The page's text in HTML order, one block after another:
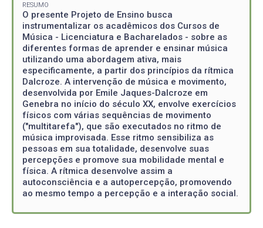
RESUMO
O presente Projeto de Ensino busca
instrumentalizar os acadêmicos dos Cursos de
Música - Licenciatura e Bacharelados - sobre as
diferentes formas de aprender e ensinar música
utilizando uma abordagem ativa, mais
especificamente, a partir dos princípios da rítmica
Dalcroze. A intervenção de música e movimento,
desenvolvida por Emile Jaques-Dalcroze em
Genebra no início do século XX, envolve exercícios
físicos com várias sequências de movimento
("multitarefa"), que são executados no ritmo de
música improvisada. Esse ritmo sensibiliza as
pessoas em sua totalidade, desenvolve suas
percepções e promove sua mobilidade mental e
física. A rítmica desenvolve assim a
autoconsciência e a autopercepção, promovendo
ao mesmo tempo a percepção e a interação social.